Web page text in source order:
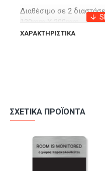
Διαθέσιμο σε 2
130mm X 200mm
ΧΑΡΑΚΤΗΡΙΣΤΙΚΆ
ΣΧΕΤΙΚΆ ΠΡΟΪΌΝΤΑ